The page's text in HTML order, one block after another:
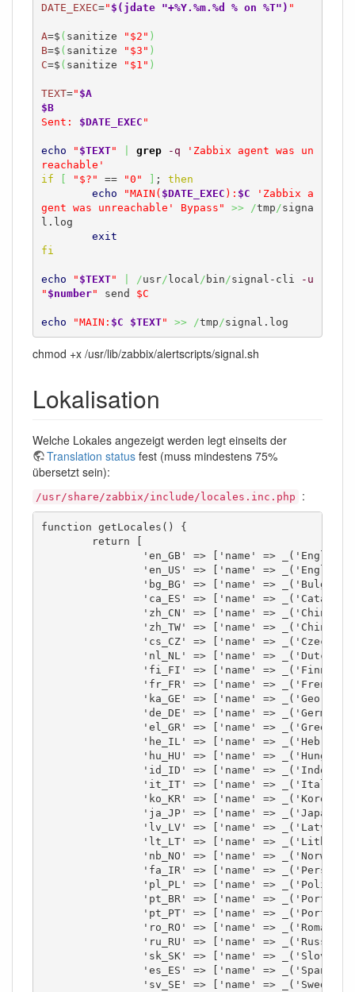
DATE_EXEC=" $(jdate "+%Y.%m.%d % on %T") "
A=$ ( sanitize "$2" )
B=$ ( sanitize "$3" )
C=$ ( sanitize "$1" )
TEXT=" $A
$B
Sent: $DATE_EXEC "
echo " $TEXT" grep -q
'Zabbix agent was un
reachable'
if
[ "$?" == "0" ] ; then
echo
"MAIN( $DATE_EXEC ): $C 'Zabbix a
gent was unreachable' Bypass"
>> /tmp /signa
l.log
exit
fi
echo " $TEXT" /usr/local / bin /signal-cli
-u
" $number" send $C
echo "MAIN: $C $TEXT" >> /tmp /signal.log
chmod +x /usr/lib/zabbix/alertscripts/signal.sh
Lokalisation
Welche Lokales angezeigt werden legt einseits der
Translation status fest (muss mindestens 75%
übersetzt sein):
/usr/share/zabbix/include/locales.inc.php :
function getLocales() {